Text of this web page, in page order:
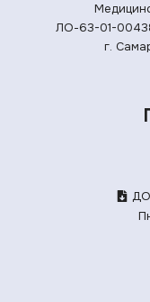
ЛО-63-01-
г.